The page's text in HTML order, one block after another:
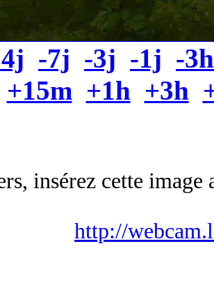
-7j -3j -1j -3h
+15m +1h +3h
insérez cette
http://